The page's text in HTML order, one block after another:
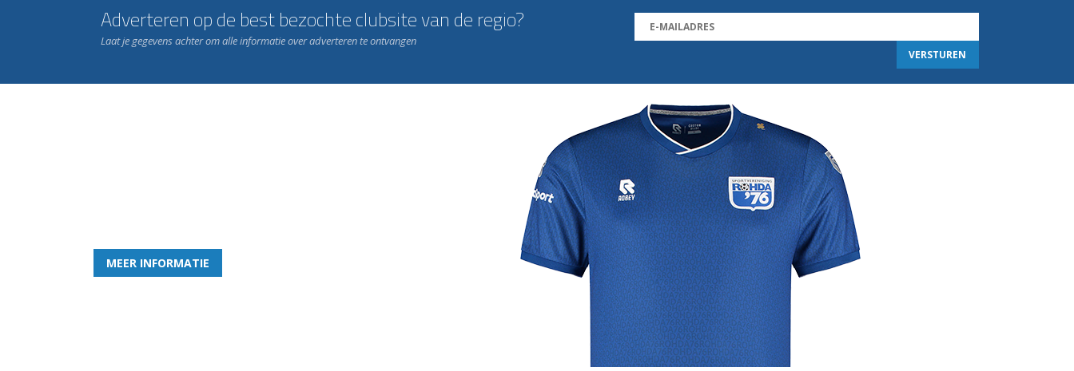
Adverteren op de best bezochte clubsite van de regio?
Laat je gegevens achter om alle informatie over adverteren te ontvangen
MEER INFORMATIE